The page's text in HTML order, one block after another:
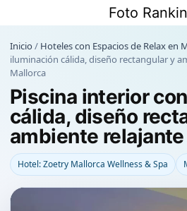
contenido
Foto
Inicio / Hoteles con Espacios de Relax en
iluminación cálida, diseño rectangular y
Mallorca
Piscina interior
cálida, diseño
ambiente
Hotel: Zoetry Mallorca Wellness & Spa